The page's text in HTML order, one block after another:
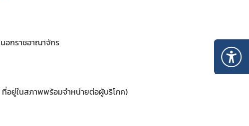
อกราชอาณาจักร
อยู่ในสภาพพร้อมจำหน่ายต่อผู้บริโภค)